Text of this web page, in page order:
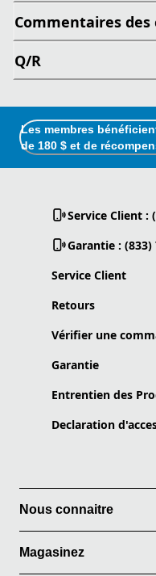
Commentaires des
Q/R
Les membres
de 180 $ et de
Service Client :
Garantie : (833)
Service Client
Retours
Vérifier une
Garantie
Entrentien des
Declaration
Nous connaitre
Magasinez